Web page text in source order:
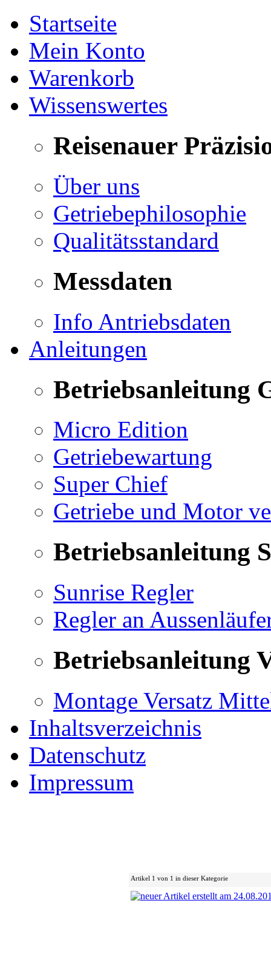
Startseite
Mein Konto
Warenkorb
Wissenswertes
Reisenauer
Über uns
Getriebephilosophie
Qualitätsstandard
Messdaten
Info Antriebsdaten
Anleitungen
Betriebsanleitung
Micro Edition
Getriebewartung
Super Chief
Getriebe und Motor
Betriebsanleitung
Sunrise Regler
Regler an
Betriebsanleitung
Montage Versatz
Inhaltsverzeichnis
Datenschutz
Impressum
Artikel 1 von 1 in dieser Kategorie